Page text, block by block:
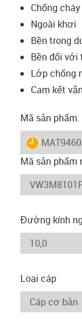
Chống cháy
Ngoài khơi
Bền trong
Bền đối với
Lớp chống
Cam kết
Mã sản phẩm.
igus-icon-
Mã sản phẩm
Đường kính
Loại cáp